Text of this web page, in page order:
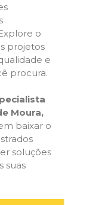
o
projetos
e
procura.
Moura,
baixar o
soluções
suas